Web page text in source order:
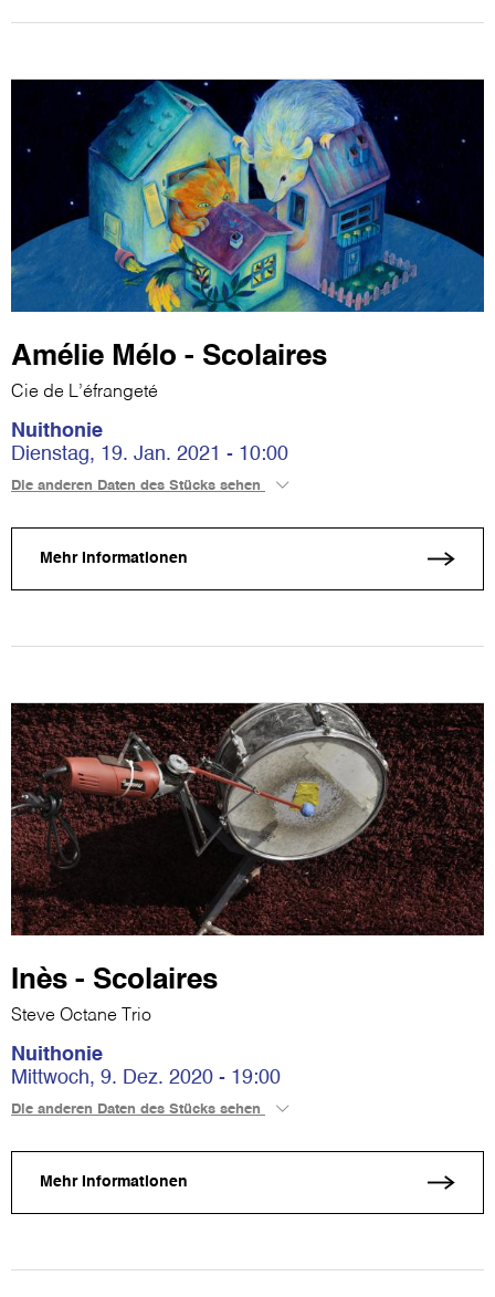
Amélie Mélo - Scolaires
Cie de L’éfrangeté
Nuithonie
Dienstag, 19. Jan. 2021 - 10:00
Die anderen Daten des Stücks sehen
Mehr Informationen
Inès - Scolaires
Steve Octane Trio
Nuithonie
Mittwoch, 9. Dez. 2020 - 19:00
Die anderen Daten des Stücks sehen
Mehr Informationen